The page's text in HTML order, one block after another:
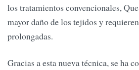
los tratamientos convencionales,
mayor daño de los tejidos y
prolongadas.
Gracias a esta nueva técnica, se ha